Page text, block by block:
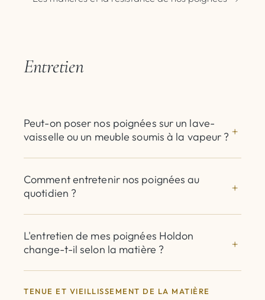
Entretien
Peut-on poser nos poignées sur un lave-
vaisselle ou un meuble soumis à la vapeur ?
Comment entretenir nos poignées au
quotidien ?
L'entretien de mes poignées Holdon
change-t-il selon la matière ?
TENUE ET VIEILLISSEMENT DE LA MATIÈRE